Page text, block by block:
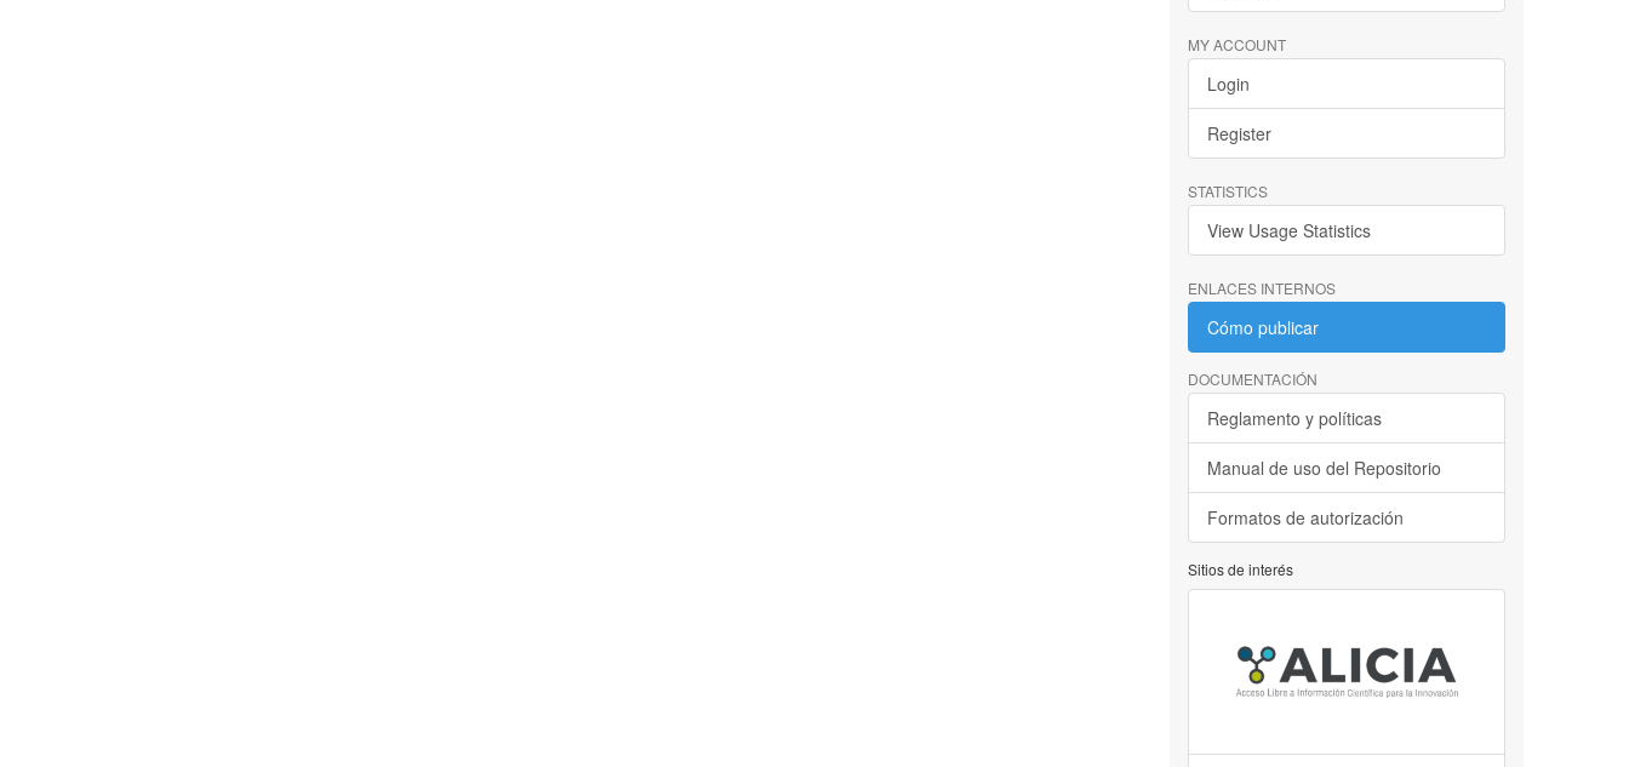
MY ACCOUNT
Login
Register
STATISTICS
View Usage Statistics
ENLACES INTERNOS
Cómo publicar
DOCUMENTACIÓN
Reglamento y políticas
Manual de uso del Repositorio
Formatos de autorización
Sitios de interés